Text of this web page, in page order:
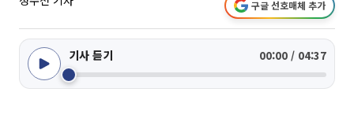
구글 선호매체 추가
기사 듣기 00:00 / 04:37